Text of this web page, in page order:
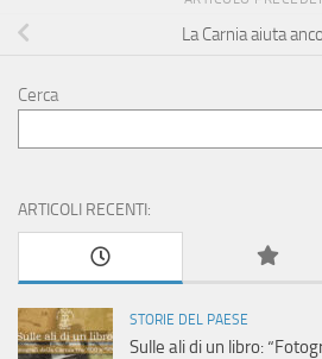
La Carnia aiuta
Cerca
ARTICOLI RECENTI:
STORIE DEL PAESE
Sulle ali di un libro: